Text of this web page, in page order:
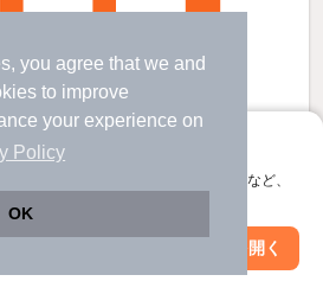
you agree that we and
to improve
your experience on
Policy
OK
て、サクサクお部屋探し
使える。マップ検索やお気に入り保存など、
アプリを開く
絞り込み条件を変更